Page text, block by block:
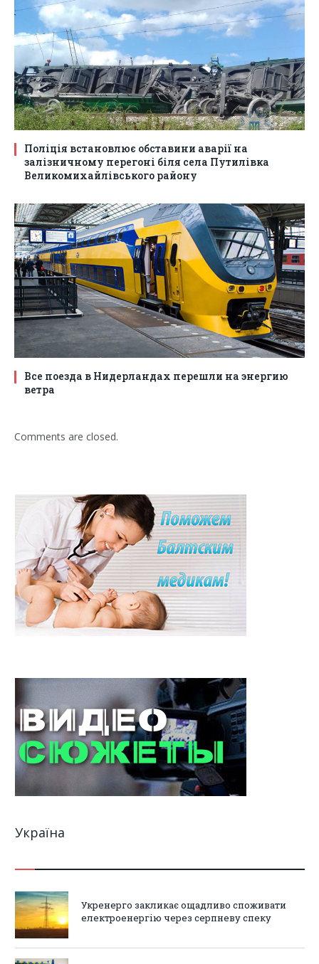
Поліція встановлює обставини аварії на
залізничному перегоні біля села Путилівка
Великомихайлівського району
Все поезда в Нидерландах перешли на энергию
ветра
Comments are closed.
Україна
Укренерго закликає ощадливо споживати
електроенергію через серпневу спеку